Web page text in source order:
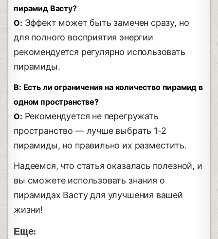
пирамид Васту?
О: Эффект может быть замечен сразу, но
для полного восприятия энергии
рекомендуется регулярно использовать
пирамиды.
В: Есть ли ограничения на количество пирамид в
одном пространстве?
О: Рекомендуется не перегружать
пространство — лучше выбрать 1-2
пирамиды, но правильно их разместить.
Надеемся, что статья оказалась полезной, и
вы сможете использовать знания о
пирамидах Васту для улучшения вашей
жизни!
Еще: